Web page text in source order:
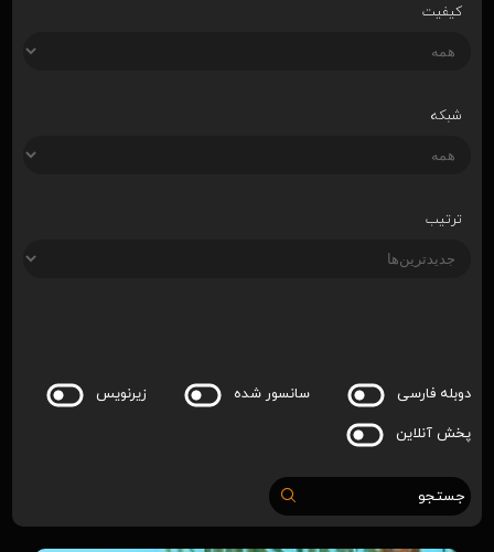
کیفیت
شبکه
ترتیب
دوبله فارسی سانسور شده
زیرنویس
پخش آنلاین
جستجو